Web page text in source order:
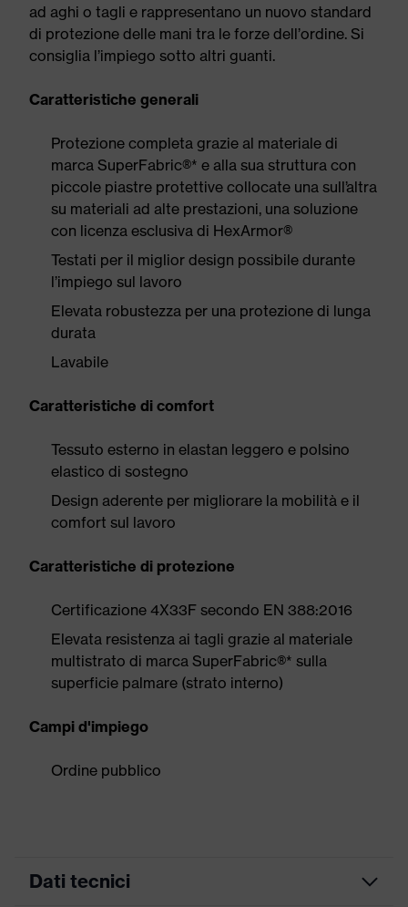
ad aghi o tagli e rappresentano un nuovo standard
di protezione delle mani tra le forze dell’ordine. Si
consiglia l’impiego sotto altri guanti.
Caratteristiche generali
Protezione completa grazie al materiale di
marca SuperFabric®* e alla sua struttura con
piccole piastre protettive collocate una sull’altra
su materiali ad alte prestazioni, una soluzione
con licenza esclusiva di HexArmor®
Testati per il miglior design possibile durante
l’impiego sul lavoro
Elevata robustezza per una protezione di lunga
durata
Lavabile
Caratteristiche di comfort
Tessuto esterno in elastan leggero e polsino
elastico di sostegno
Design aderente per migliorare la mobilità e il
comfort sul lavoro
Caratteristiche di protezione
Certificazione 4X33F secondo EN 388:2016
Elevata resistenza ai tagli grazie al materiale
multistrato di marca SuperFabric®* sulla
superficie palmare (strato interno)
Campi d'impiego
Ordine pubblico
Dati tecnici